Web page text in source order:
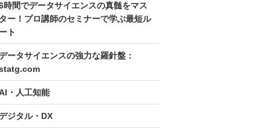
時間でデータサイエンスの真髄をマス
ター！プロ講師のセミナーで学ぶ最短ル
ート
ータサイエンスの強力な羅針盤：
・人工知能
ジタル・DX